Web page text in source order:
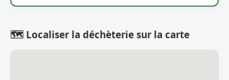
🗺️ Localiser la déchèterie sur la carte